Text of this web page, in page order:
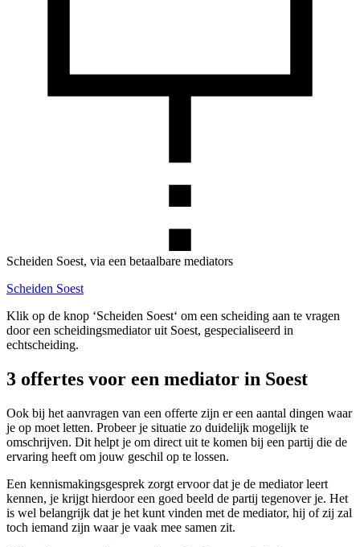
Scheiden Soest, via een betaalbare mediators
Scheiden Soest
Klik op de knop ‘Scheiden Soest‘ om een scheiding aan te vragen
door een scheidingsmediator uit Soest, gespecialiseerd in
echtscheiding.
3 offertes voor een mediator in Soest
Ook bij het aanvragen van een offerte zijn er een aantal dingen waar
je op moet letten. Probeer je situatie zo duidelijk mogelijk te
omschrijven. Dit helpt je om direct uit te komen bij een partij die de
ervaring heeft om jouw geschil op te lossen.
Een kennismakingsgesprek zorgt ervoor dat je de mediator leert
kennen, je krijgt hierdoor een goed beeld de partij tegenover je. Het
is wel belangrijk dat je het kunt vinden met de mediator, hij of zij zal
toch iemand zijn waar je vaak mee samen zit.